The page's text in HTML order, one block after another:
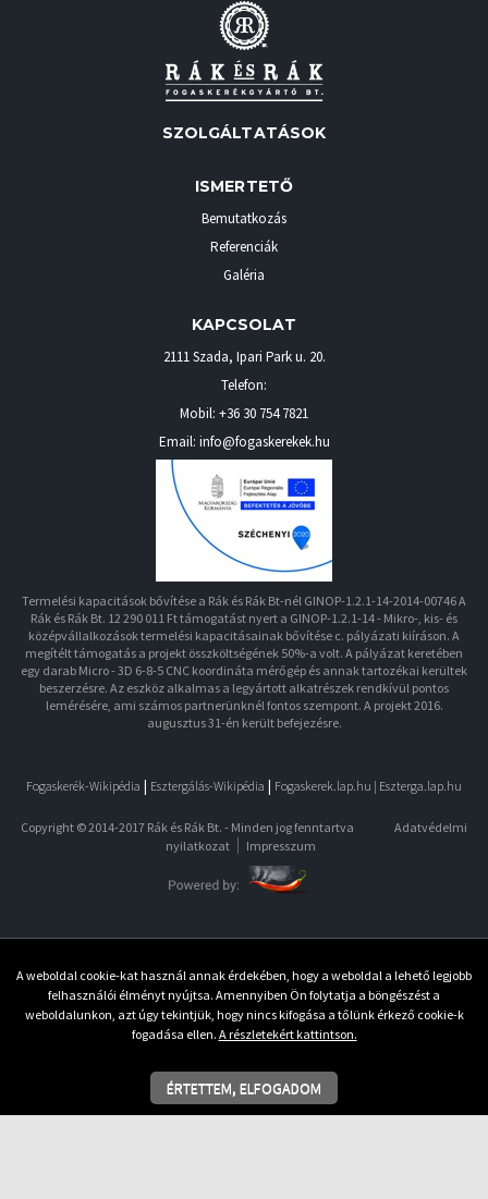
SZOLGÁLTATÁSOK
ISMERTETŐ
Bemutatkozás
Referenciák
Galéria
KAPCSOLAT
2111 Szada, Ipari Park u. 20.
Telefon:
Mobil: +36 30 754 7821
Email: info@fogaskerekek.hu
Termelési kapacitások bővítése a Rák és Rák Bt-nél GINOP-1.2.1-14-2014-00746 A
Rák és Rák Bt. 12 290 011 Ft támogatást nyert a GINOP-1.2.1-14 - Mikro-, kis- és
középvállalkozások termelési kapacitásainak bővítése c. pályázati kiíráson. A
megítélt támogatás a projekt összköltségének 50%-a volt. A pályázat keretében
egy darab Micro - 3D 6-8-5 CNC koordináta mérőgép és annak tartozékai kerültek
beszerzésre. Az eszköz alkalmas a legyártott alkatrészek rendkívül pontos
lemérésére, ami számos partnerünknél fontos szempont. A projekt 2016.
augusztus 31-én került befejezésre.
Fogaskerék-Wikipédia | Esztergálás-Wikipédia | Fogaskerek.lap.hu | Eszterga.lap.hu
Copyright © 2014-2017 Rák és Rák Bt. - Minden jog fenntartva
Adatvédelmi
nyilatkozat
Impresszum
A weboldal cookie-kat használ annak érdekében, hogy a weboldal a lehető legjobb
felhasználói élményt nyújtsa. Amennyiben Ön folytatja a böngészést a
weboldalunkon, azt úgy tekintjük, hogy nincs kifogása a tőlünk érkező cookie-k
fogadása ellen. A részletekért kattintson.
ÉRTETTEM, ELFOGADOM